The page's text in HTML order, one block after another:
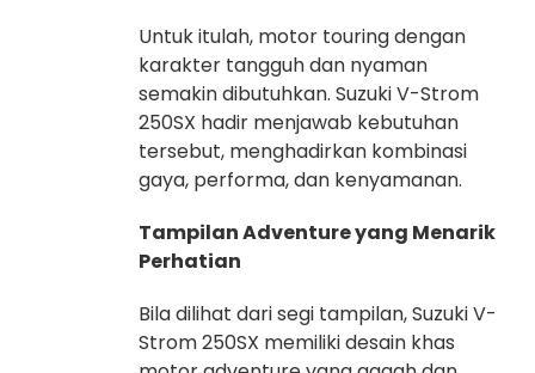
Untuk itulah, motor touring dengan
karakter tangguh dan nyaman
semakin dibutuhkan. Suzuki V-Strom
250SX hadir menjawab kebutuhan
tersebut, menghadirkan kombinasi
gaya, performa, dan kenyamanan.
Tampilan Adventure yang Menarik
Perhatian
Bila dilihat dari segi tampilan, Suzuki V-
Strom 250SX memiliki desain khas